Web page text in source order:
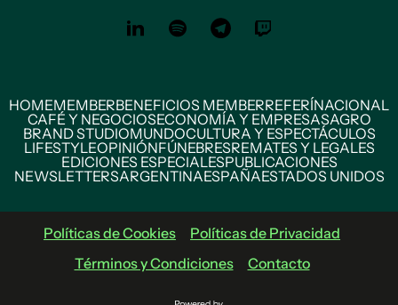
HOMEMEMBERBENEFICIOS MEMBERREFERÍNACIONAL
CAFÉ Y NEGOCIOSECONOMÍA Y EMPRESASAGRO
BRAND STUDIOMUNDOCULTURA Y ESPECTÁCULOS
LIFESTYLEOPINIÓNFÚNEBRESREMATES Y LEGALES
EDICIONES ESPECIALESPUBLICACIONES
NEWSLETTERSARGENTINAESPAÑAESTADOS UNIDOS
Políticas de Cookies
Políticas de Privacidad
Términos y Condiciones
Contacto